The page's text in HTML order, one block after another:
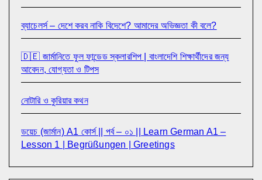
ব্যাচেলর্স – দেশে করব নাকি বিদেশে? আমাদের অভিজ্ঞতা কী বলে?
🇩🇪 জার্মানিতে ফুল ফান্ডেড স্কলারশিপ | বাংলাদেশি শিক্ষার্থীদের জন্য
আবেদন, যোগ্যতা ও টিপস
নোটারি ও কুরিয়ার কথন
ডয়েচ (জার্মান) A1 কোর্স || পর্ব – ০১ || Learn German A1 –
Lesson 1 | Begrüßungen | Greetings